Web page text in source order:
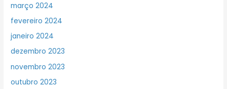
março 2024
fevereiro 2024
janeiro 2024
dezembro 2023
novembro 2023
outubro 2023